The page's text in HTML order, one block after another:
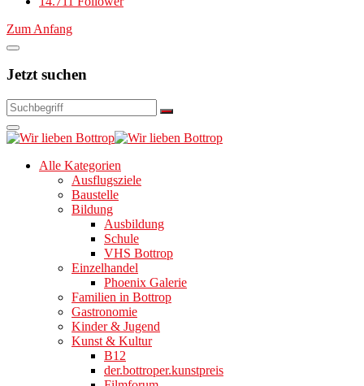
Zum Anfang
Jetzt suchen
Alle Kategorien
Ausflugsziele
Baustelle
Bildung
Ausbildung
Schule
VHS Bottrop
Einzelhandel
Phoenix Galerie
Familien in Bottrop
Gastronomie
Kinder & Jugend
Kunst & Kultur
B12
der.bottroper.kunstpreis